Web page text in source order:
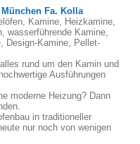
Fa. Kolla
Kamine, Heizkamine,
wasserführende Kamine,
Design-Kamine, Pellet-
rund um den Kamin und
Ausführungen
moderne Heizung? Dann
in traditioneller
nur noch von wenigen